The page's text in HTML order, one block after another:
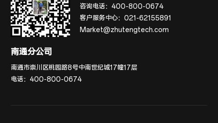
咨询电话：400-800-0674
客户服务中心：021-62155891
Market@zhutengtech.com
南通分公司
南通市崇川区桃园路8号中南世纪城17幢17层
电话：400-800-0674